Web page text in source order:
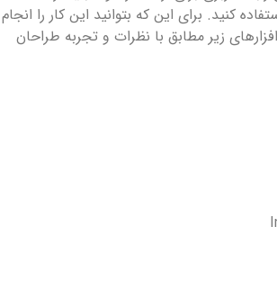
کنید. برای این که بتوانید این کار را انجام
زیر مطابق با نظرات و تجربه طراحان